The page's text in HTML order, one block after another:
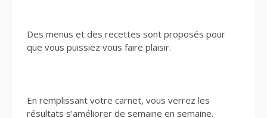
Des menus et des recettes sont proposés pour
que vous puissiez vous faire plaisir.
En remplissant votre carnet, vous verrez les
résultats s’améliorer de semaine en semaine.